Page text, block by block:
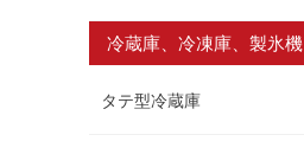
冷蔵庫、冷凍庫、製氷機
タテ型冷蔵庫